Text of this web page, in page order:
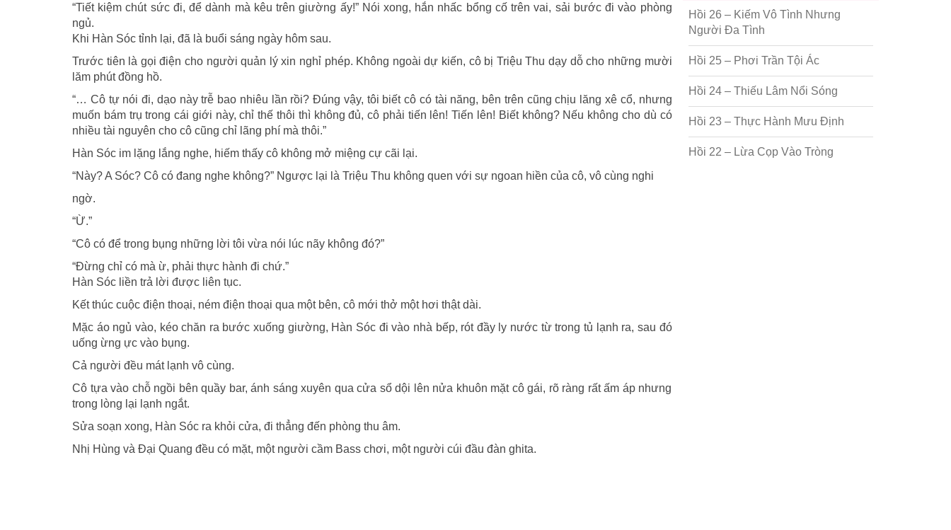
“Tiết kiệm chút sức đi, để dành mà kêu trên giường ấy!” Nói xong, hắn nhấc bổng cố trên vai, sải bước đi vào phòng
ngủ.
Khi Hàn Sóc tỉnh lại, đã là buổi sáng ngày hôm sau.
Trước tiên là gọi điện cho người quản lý xin nghỉ phép. Không ngoài dự kiến, cô bị Triệu Thu dạy dỗ cho những mười
lăm phút đồng hồ.
“… Cô tự nói đi, dạo này trễ bao nhiêu lần rồi? Đúng vậy, tôi biết cô có tài năng, bên trên cũng chịu lăng xê cổ, nhưng
muốn bám trụ trong cái giới này, chỉ thế thôi thì không đủ, cô phải tiến lên! Tiến lên! Biết không? Nếu không cho dù có
nhiều tài nguyên cho cô cũng chỉ lãng phí mà thôi.”
Hàn Sóc im lặng lắng nghe, hiếm thấy cô không mở miệng cự cãi lại.
“Này? A Sóc? Cô có đang nghe không?” Ngược lại là Triệu Thu không quen với sự ngoan hiền của cô, vô cùng nghi
ngờ.
“Ừ.”
“Cô có để trong bụng những lời tôi vừa nói lúc nãy không đó?”
“Đừng chỉ có mà ừ, phải thực hành đi chứ.”
Hàn Sóc liền trả lời được liên tục.
Kết thúc cuộc điện thoại, ném điện thoại qua một bên, cô mới thở một hơi thật dài.
Mặc áo ngủ vào, kéo chăn ra bước xuống giường, Hàn Sóc đi vào nhà bếp, rót đầy ly nước từ trong tủ lạnh ra, sau đó
uống ừng ực vào bụng.
Cả người đều mát lạnh vô cùng.
Cô tựa vào chỗ ngồi bên quầy bar, ánh sáng xuyên qua cửa sổ dội lên nửa khuôn mặt cô gái, rõ ràng rất ấm áp nhưng
trong lòng lại lạnh ngắt.
Sửa soạn xong, Hàn Sóc ra khỏi cửa, đi thẳng đến phòng thu âm.
Nhị Hùng và Đại Quang đều có mặt, một người cầm Bass chơi, một người cúi đầu đàn ghita.
Hồi 26 – Kiếm Vô Tình Nhưng
Người Đa Tình
Hồi 25 – Phơi Trần Tội Ác
Hồi 24 – Thiếu Lâm Nổi Sóng
Hồi 23 – Thực Hành Mưu Định
Hồi 22 – Lừa Cọp Vào Tròng